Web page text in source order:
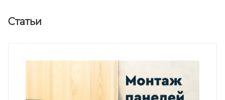
Статьи